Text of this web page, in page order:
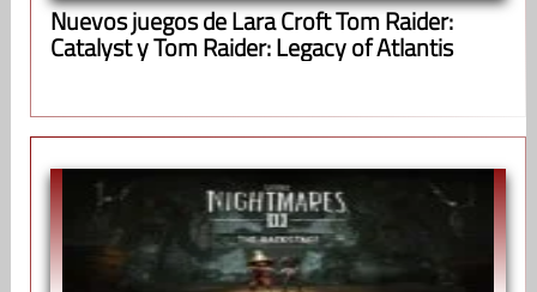
Nuevos juegos de Lara Croft Tom Raider:
Catalyst y Tom Raider: Legacy of Atlantis